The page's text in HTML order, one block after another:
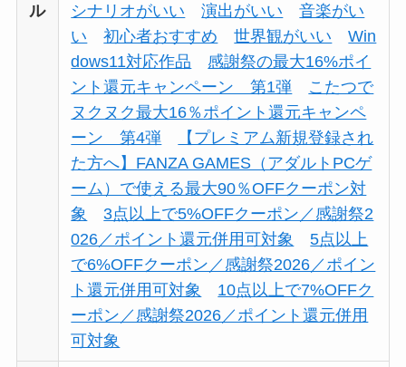
ル
シナリオがいい
演出がいい
音楽がい
い
初心者おすすめ 世界観がいい
Win
dows11対応作品
感謝祭の最大16%ポイ
ント還元キャンペーン 第1弾
こたつで
ヌクヌク最大16％ポイント還元キャンペ
ーン 第4弾
【プレミアム新規登録され
た方へ】FANZA GAMES（アダルトPCゲ
ーム）で使える最大90％OFFクーポン対
象
3点以上で5%OFFクーポン／感謝祭2
026／ポイント還元併用可対象
5点以上
で6%OFFクーポン／感謝祭2026／ポイン
ト還元併用可対象
10点以上で7%OFFク
ーポン／感謝祭2026／ポイント還元併用
可対象